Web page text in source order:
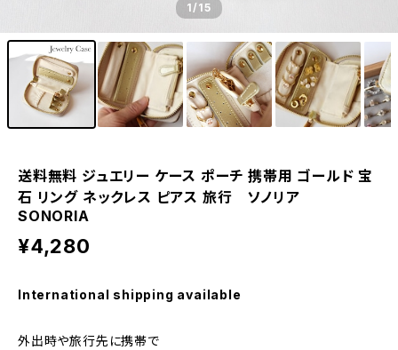
1/15
送料無料 ジュエリー ケース ポーチ 携帯用 ゴールド 宝
石 リング ネックレス ピアス 旅行 ソノリア
SONORIA
¥4,280
International shipping available
外出時や旅行先に携帯で